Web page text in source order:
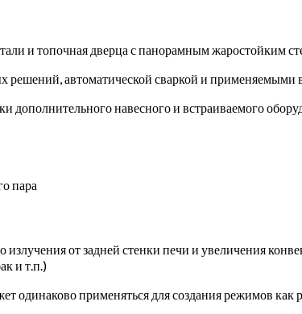
и топочная дверца с панорамным жаростойким
решений, автоматической сваркой и
навесного и встраиваемого
пара
от задней стенки печи и увеличения
и т.п.)
одинаково применяться для создания режимов